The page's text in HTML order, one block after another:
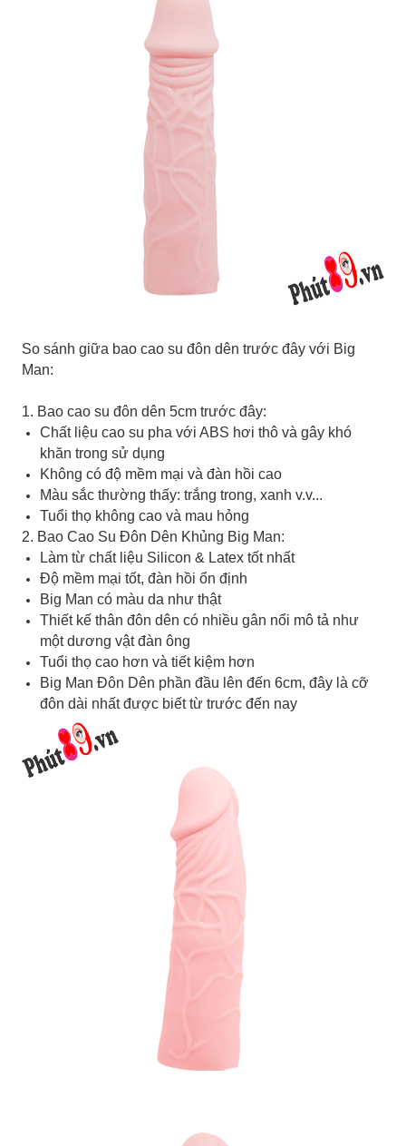
So sánh giữa bao cao su đôn dên trước đây với Big
Man:
1. Bao cao su đôn dên 5cm trước đây:
Chất liệu cao su pha với ABS hơi thô và gây khó
khăn trong sử dụng
Không có độ mềm mại và đàn hồi cao
Màu sắc thường thấy: trắng trong, xanh v.v...
Tuổi thọ không cao và mau hỏng
2. Bao Cao Su Đôn Dên Khủng Big Man:
Làm từ chất liệu Silicon & Latex tốt nhất
Độ mềm mại tốt, đàn hồi ổn định
Big Man có màu da như thật
Thiết kế thân đôn dên có nhiều gân nổi mô tả như
một dương vật đàn ông
Tuổi thọ cao hơn và tiết kiệm hơn
Big Man Đôn Dên phần đầu lên đến 6cm, đây là cỡ
đôn dài nhất được biết từ trước đến nay